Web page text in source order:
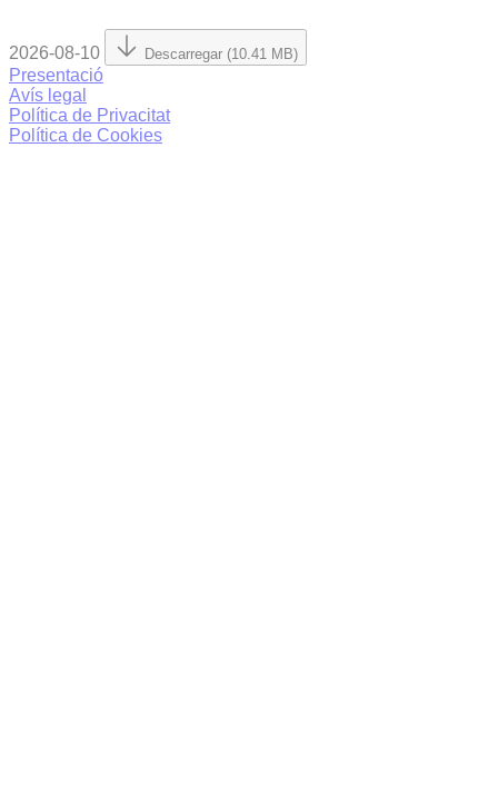
2026-08-10 Descarregar (10.41 MB)
Presentació
Avís legal
Política de Privacitat
Política de Cookies